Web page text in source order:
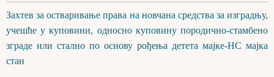
Захтев за остваривање права на новчана средства за изградњу,
учешће у куповини, односно куповину породично-стамбено
зграде или стално по основу рођења детета мајке-НС мајка
стан